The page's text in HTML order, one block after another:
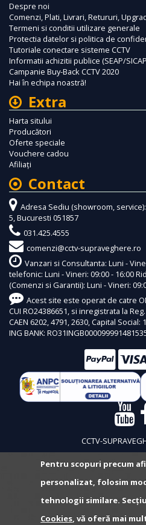
Despre noi
Comenzi, Plati, Livrari, Retururi,
Termeni si conditii utilizare generale
Protectia datelor si politica de
Tutoriale conectare sisteme CCTV
Informatii achizitii publice (SEAP/
Campanie Buy-Back CCTV 2020
Hai în echipa noastră!
Extra
Harta sitului
Producători
Oferte speciale
Vouchere cadou
Afiliaţi
Contact
Adresa Sediu (showroom,
5, Bucuresti 051857
031.425.4555
comenzi@cctv-supraveghere.ro
Vanzari si Consultanta: Luni -
telefonic: Luni - Vineri: 09:00 - 16:00
(Comenzi si Garantii): Luni - Vineri:
Acest site este operat de catre
CUI RO24386651, si inregistrata la
CAEN 6202, 4791, 2630, Capital
ING BANK:
CCTV-
Pentru scopuri precum
personalizat, folosim
tehnologii similare.
Cookies, vă oferă mai